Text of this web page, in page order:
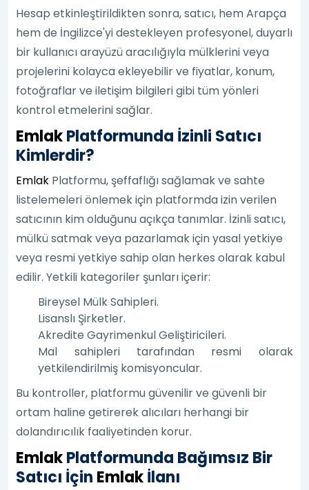
Hesap etkinleştirildikten sonra, satıcı, hem Arapça
hem de İngilizce'yi destekleyen profesyonel, duyarlı
bir kullanıcı arayüzü aracılığıyla mülklerini veya
projelerini kolayca ekleyebilir ve fiyatlar, konum,
fotoğraflar ve iletişim bilgileri gibi tüm yönleri
kontrol etmelerini sağlar.
EmlakPlatformunda İzinli Satıcı
Kimlerdir?
Emlak Platformu, şeffaflığı sağlamak ve sahte
listelemeleri önlemek için platformda izin verilen
satıcının kim olduğunu açıkça tanımlar. İzinli satıcı,
mülkü satmak veya pazarlamak için yasal yetkiye
veya resmi yetkiye sahip olan herkes olarak kabul
edilir. Yetkili kategoriler şunları içerir:
Bireysel Mülk Sahipleri.
Lisanslı Şirketler.
Akredite Gayrimenkul Geliştiricileri.
Mal sahipleri tarafından resmi olarak
yetkilendirilmiş komisyoncular.
Bu kontroller, platformu güvenilir ve güvenli bir
ortam haline getirerek alıcıları herhangi bir
dolandırıcılık faaliyetinden korur.
EmlakPlatformunda Bağımsız Bir
Satıcı İçin Emlakİlanı